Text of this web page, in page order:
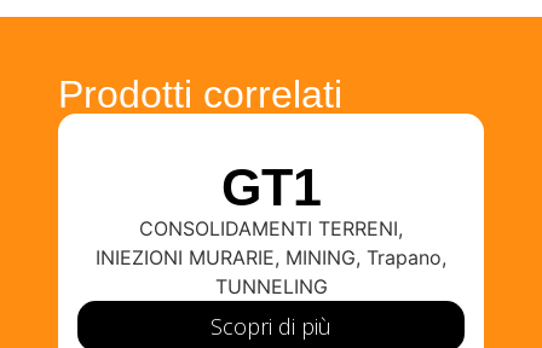
Prodotti correlati
GT1
CONSOLIDAMENTI TERRENI,
INIEZIONI MURARIE, MINING, Trapano,
TUNNELING
Scopri di più